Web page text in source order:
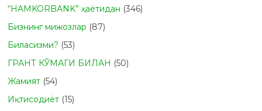
“HAMKORBANK” ҳаётидан (346)
Бизнинг мижозлар (87)
Биласизми? (53)
ГРАНТ КЎМАГИ БИЛАН (50)
Жамият (54)
Иқтисодиёт (15)